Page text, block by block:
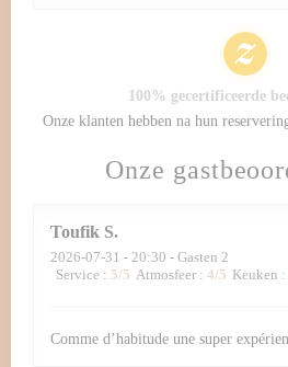
Onze
Toufik S
2026-07-31 - 20:30 - Gasten 2
Service : 5/5 Atmosfeer : 4/5 Keuken :
Comme d’habitude une super
100% gecertificeerde
Onze klanten hebben na hun